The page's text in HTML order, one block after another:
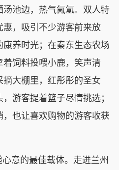
池边，热气氤氲。双人特
，吸引不少游客前来放
养时光；在秦东生态农场
饲料投喂小鹿，笑声清
大棚里，红彤彤的圣女
游客提着篮子尽情挑选；
，也让喜欢购物的游客收获
意的最佳载体。走进兰州